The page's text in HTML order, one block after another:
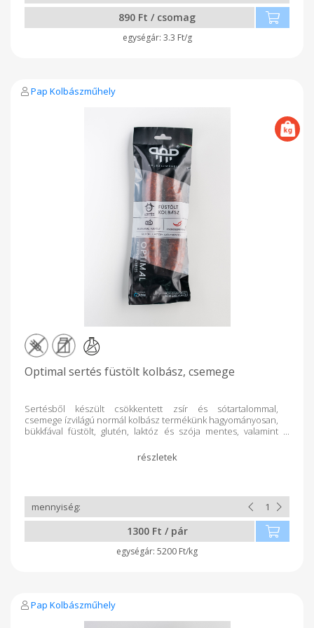
890 Ft / csomag
3.3 Ft/g
Pap Kolbászműhely
Optimal sertés füstölt kolbász, csemege
Sertésből készült csökkentett zsír és sótartalommal,
csemege ízvilágú normál kolbász termékünk hagyományosan,
bükkfával füstölt, glutén, laktóz és szója mentes, valamint
1300 Ft / pár
5200 Ft/kg
Pap Kolbászműhely